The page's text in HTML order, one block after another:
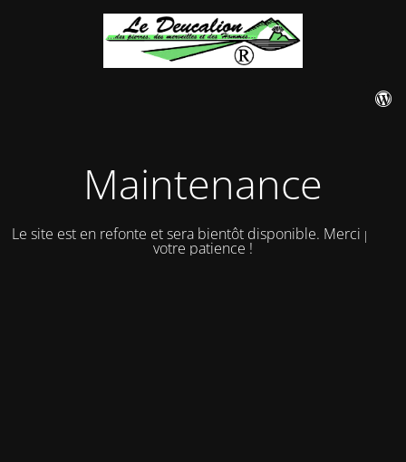
Maintenance
Le site est en refonte et sera bientôt disponible. Merci pour
votre patience !